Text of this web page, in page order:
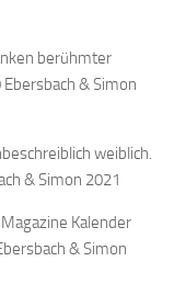
berühmter
& Simon
weiblich.
& Simon 2021
Kalender
& Simon